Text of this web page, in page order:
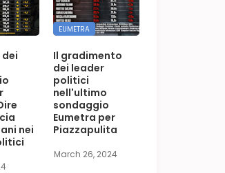
nei
EUMETRA
Il gradimento
dei leader
politici
nell'ultimo
sondaggio
Eumetra per
Piazzapulita
March 26, 2024